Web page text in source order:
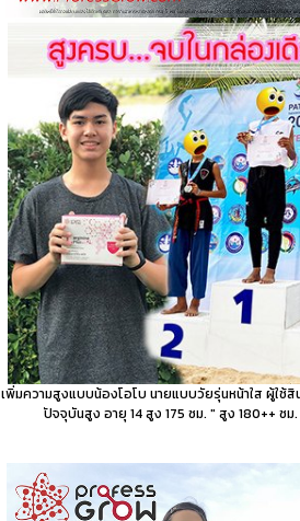
เพิ่มความสูงแบบน้องโอโบ นายแบบวัยรุ่นหน้าใส ผู้ใช้สิ
ปัจจุบันสูง อายุ 14 สูง 175 ซม. " สูง 180++ ซม.